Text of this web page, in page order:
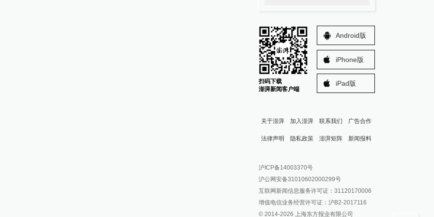
扫码下载
澎湃新闻客户端
Android版
iPhone版
iPad版
关于澎湃 加入澎湃 联系我们 广告合作
法律声明 隐私政策 澎湃矩阵
澎湃新闻公众号
澎湃新闻抖音号
派生万物开放平台
IP SHANGHAI
新闻报料
报料邮箱: news@thepaper.cn
沪ICP备14003370号
沪公网安备31010602000299号
互联网新闻信息服务许可证：31120170006
增值电信业务经营许可证：沪B2-2017116
© 2014-2026 上海东方报业有限公司